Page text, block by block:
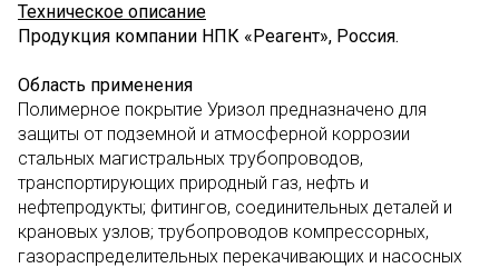
Техническое описание
Продукция компании НПК «Реагент», Россия.
Область применения
Полимерное покрытие Уризол предназначено для
защиты от подземной и атмосферной коррозии
стальных магистральных трубопроводов,
транспортирующих природный газ, нефть и
нефтепродукты; фитингов, соединительных деталей и
крановых узлов; трубопроводов компрессорных,
газораспределительных перекачивающих и насосных